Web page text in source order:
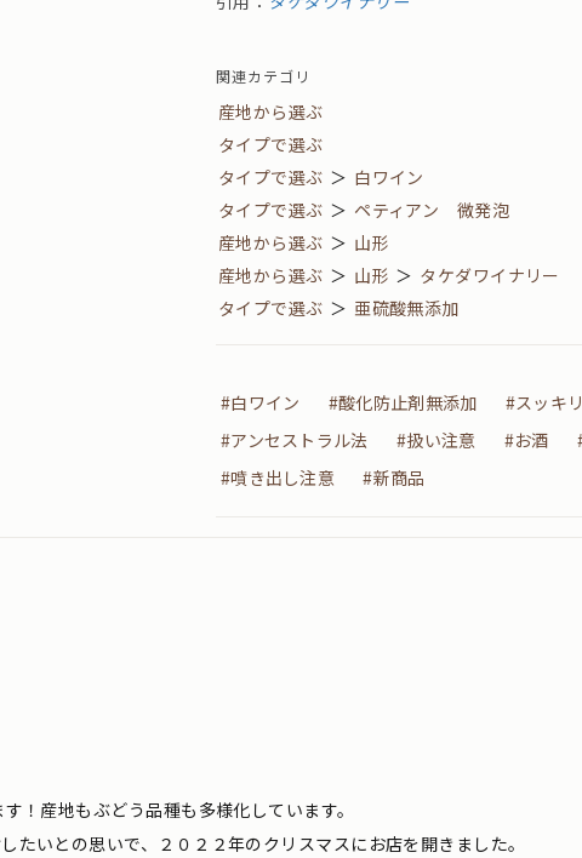
関連カテゴリ
産地から選ぶ
タイプで選ぶ
タイプで選ぶ ＞ 白ワイン
タイプで選ぶ ＞ ペティアン 微発泡
産地から選ぶ ＞ 山形
産地から選ぶ ＞ 山形 ＞ タケダワイナリー
タイプで選ぶ ＞ 亜硫酸無添加
#白ワイン #酸化防止剤無添加 #スッキリ
#アンセストラル法
#扱い注意 #お酒
#噴き出し注意
#新商品
！産地もぶどう品種も多様化しています。
いとの思いで、２０２２年のクリスマスにお店を開きました。